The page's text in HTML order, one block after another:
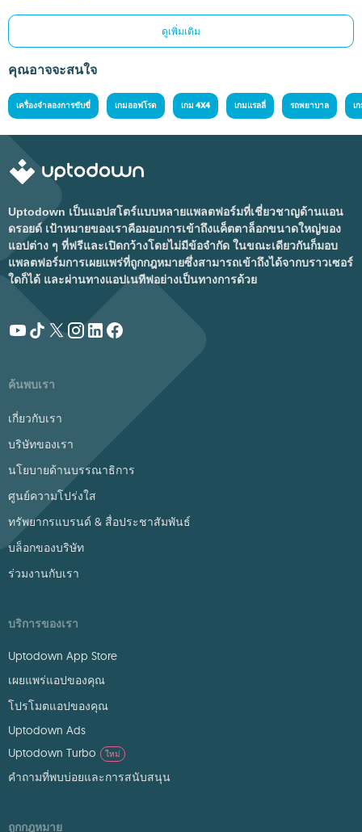
ดูเพิ่มเติม
คุณอาจจะสนใจ
เครื่องจำลองการขับขี่ เกมออฟโรด เกม 4X4 เกมแรลลี่ รถพยาบาล เ
Uptodown เป็นแอปสโตร์แบบหลายแพลตฟอร์มที่เชี่ยวชาญด้านแอน
ดรอยด์ เป้าหมายของเราคือมอบการเข้าถึงแค็ตตาล็อกขนาดใหญ่ของ
แอปต่าง ๆ ที่ฟรีและเปิดกว้างโดยไม่มีข้อจำกัด ในขณะเดียวกันก็มอบ
แพลตฟอร์มการเผยแพร่ที่ถูกกฎหมายซึ่งสามารถเข้าถึงได้จากบราวเซอร์
ใดก็ได้ และผ่านทางแอปเนทีฟอย่างเป็นทางการด้วย
ค้นพบเรา
เกี่ยวกับเรา
บริษัทของเรา
นโยบายด้านบรรณาธิการ
ศูนย์ความโปร่งใส
ทรัพยากรแบรนด์ & สื่อประชาสัมพันธ์
บล็อกของบริษัท
ร่วมงานกับเรา
บริการของเรา
Uptodown App Store
เผยแพร่แอปของคุณ
โปรโมตแอปของคุณ
Uptodown Ads
Uptodown Turbo
ใหม่
คำถามที่พบบ่อยและการสนับสนุน
ถูกกฎหมาย